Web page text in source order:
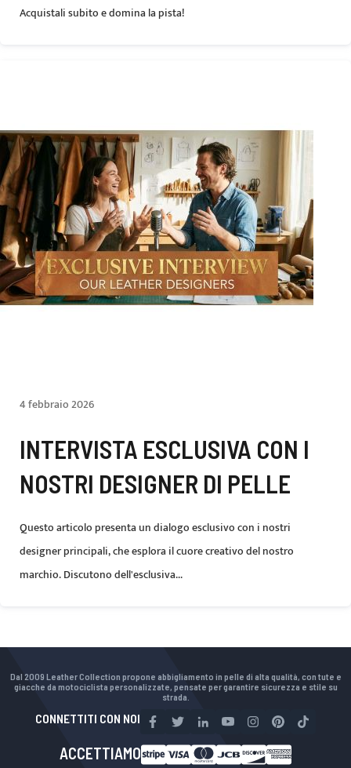
Acquistali subito e domina la pista!
4 febbraio 2026
INTERVISTA ESCLUSIVA CON I
NOSTRI DESIGNER DI PELLE
Questo articolo presenta un dialogo esclusivo con i nostri
designer principali, che esplora il cuore creativo del nostro
marchio. Discutono dell'esclusiva...
Dal 2009 Leather Collection propone abbigliamento in pelle di alta qualità, con tute e
giacche da motociclista personalizzate, pensate per garantire sicurezza e stile su
strada.
CONNETTITI CON NOI
ACCETTIAMO